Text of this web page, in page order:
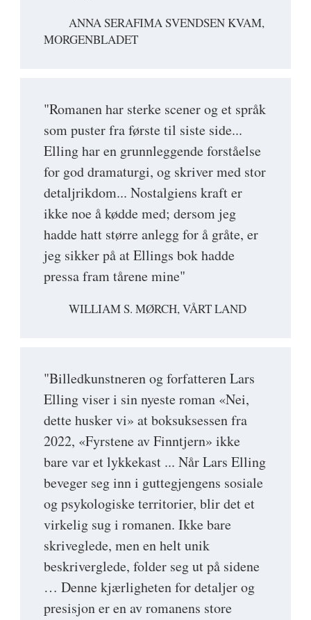
ANNA SERAFIMA SVENDSEN KVAM,
MORGENBLADET
"Romanen har sterke scener og et språk
som puster fra første til siste side...
Elling har en grunnleggende forståelse
for god dramaturgi, og skriver med stor
detaljrikdom... Nostalgiens kraft er
ikke noe å kødde med; dersom jeg
hadde hatt større anlegg for å gråte, er
jeg sikker på at Ellings bok hadde
pressa fram tårene mine"
WILLIAM S. MØRCH, VÅRT LAND
"Billedkunstneren og forfatteren Lars
Elling viser i sin nyeste roman «Nei,
dette husker vi» at boksuksessen fra
2022, «Fyrstene av Finntjern» ikke
bare var et lykkekast ... Når Lars Elling
beveger seg inn i guttegjengens sosiale
og psykologiske territorier, blir det et
virkelig sug i romanen. Ikke bare
skriveglede, men en helt unik
beskriverglede, folder seg ut på sidene
… Denne kjærligheten for detaljer og
presisjon er en av romanens store